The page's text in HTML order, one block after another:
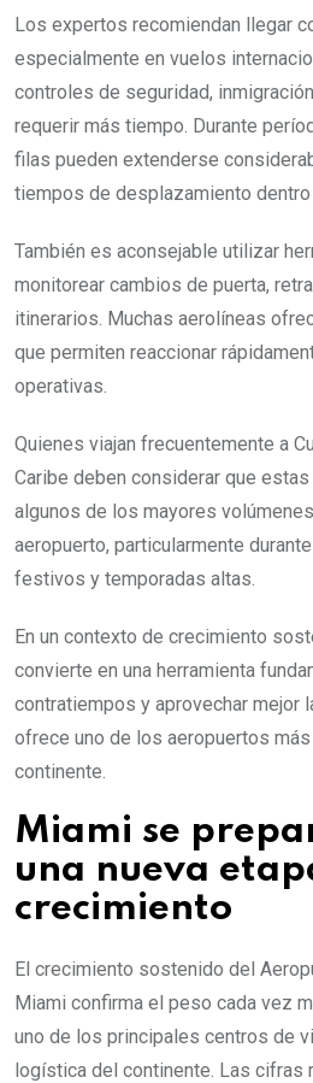
Los expertos recomiendan llegar
especialmente en vuelos
controles de seguridad,
requerir más tiempo. Durante
filas pueden extenderse
tiempos de desplazamiento dentro
También es aconsejable utilizar
monitorear cambios de puerta,
itinerarios. Muchas aerolíneas
que permiten reaccionar
operativas.
Quienes viajan frecuentemente a
Caribe deben considerar que
algunos de los mayores
aeropuerto, particularmente
festivos y temporadas altas.
En un contexto de crecimiento
convierte en una herramienta
contratiempos y aprovechar mejor
ofrece uno de los aeropuertos
continente.
Miami se
una nueva
crecimiento
El crecimiento sostenido del
Miami confirma el peso cada vez
uno de los principales centros de
logística del continente. Las cifras